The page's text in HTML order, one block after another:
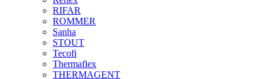
RIFAR
ROMMER
Sanha
STOUT
Tecofi
Thermaflex
THERMAGENT